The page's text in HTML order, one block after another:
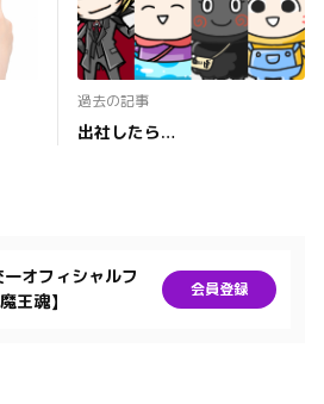
過去の記事
出社したら…
オフィシャルフ
王魂】
会員登録